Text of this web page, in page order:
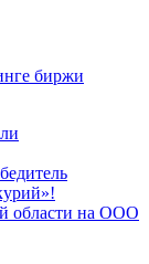
биржи
области на ООО